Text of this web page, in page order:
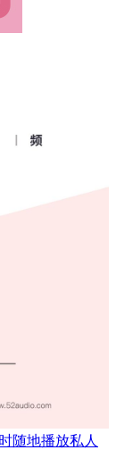
随地播放私人